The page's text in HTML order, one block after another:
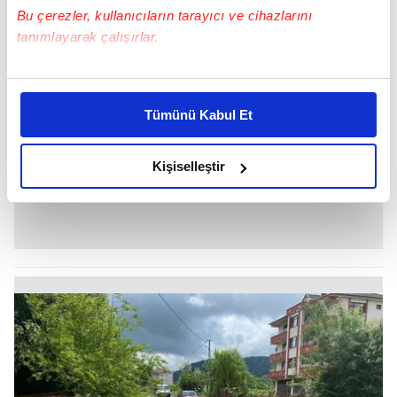
Bu çerezler, kullanıcıların tarayıcı ve cihazlarını
tanımlayarak çalışırlar.
Bu çerezlere izin vermeniz halinde sizlere özel
daha iyi reklam deneyimi yaşatabiliriz. Bunu yaparken
amacımızın size daha iyi bir reklam deneyimi sunmak
olduğunu ve sizlere en iyi içerikleri sunabilmek adına
elimizden gelen çabayı gösterdiğimizi ve bu noktada,
reklamların maliyetlerimizi karşılamak noktasında tek gelir
Her halükârda, kullanıcılar, bu çerezlere izin vermedikleri
takdirde, kullanıcılara hedefli reklamlar
gösterilmeyecektir."
Sizlere daha iyi bir hizmet sunabilmek için İnternet
Sitemizde kendimize ve üçüncü kişilere ait çerezler
Tümünü Kabul Et
Kişiselleştir